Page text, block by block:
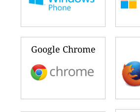
Google Chrome